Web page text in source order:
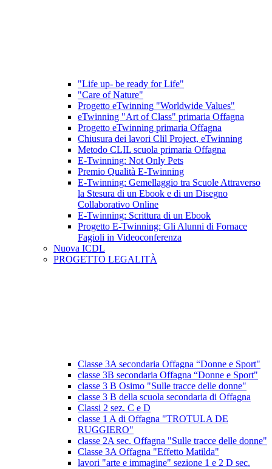
"Life up- be ready for Life"
"Care of Nature"
Progetto eTwinning "Worldwide Values"
eTwinning "Art of Class" primaria Offagna
Progetto eTwinning primaria Offagna
Chiusura dei lavori Clil Project, eTwinning
Metodo CLIL scuola primaria Offagna
E-Twinning: Not Only Pets
Premio Qualità E-Twinning
E-Twinning: Gemellaggio tra Scuole Attraverso
la Stesura di un Ebook e di un Disegno
Collaborativo Online
E-Twinning: Scrittura di un Ebook
Progetto E-Twinning: Gli Alunni di Fornace
Fagioli in Videoconferenza
Nuova ICDL
PROGETTO LEGALITÀ
Classe 3A secondaria Offagna “Donne e Sport"
classe 3B secondaria Offagna “Donne e Sport"
classe 3 B Osimo "Sulle tracce delle donne"
classe 3 B della scuola secondaria di Offagna
Classi 2 sez. C e D
classe 1 A di Offagna "TROTULA DE
RUGGIERO"
classe 2A sec. Offagna "Sulle tracce delle donne"
Classe 3A Offagna "Effetto Matilda"
lavori "arte e immagine" sezione 1 e 2 D sec.